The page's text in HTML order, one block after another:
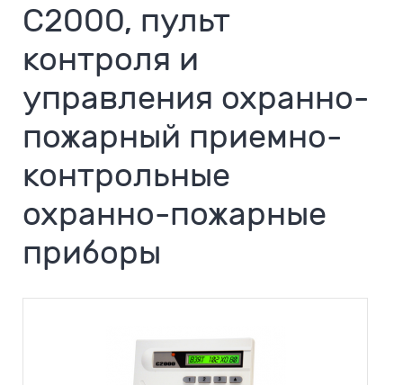
С2000, пульт
контроля и
управления охранно-
пожарный приемно-
контрольные
охранно-пожарные
приборы